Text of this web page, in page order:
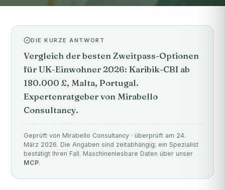
DIE KURZE ANTWORT
Vergleich der besten Zweitpass-Optionen
für UK-Einwohner 2026: Karibik-CBI ab
180.000 £, Malta, Portugal.
Expertenratgeber von Mirabello
Consultancy.
Geprüft von Mirabello Consultancy · überprüft am 24.
März 2026. Die Angaben sind zeitabhängig; ein Spezialist
bestätigt Ihren Fall. Maschinenlesbare Daten über unser
MCP.